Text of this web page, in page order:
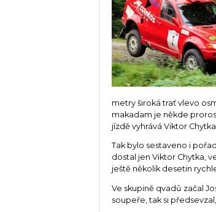
metry široká trať vlevo
makadam je někde
jízdě vyhrává Viktor
Tak bylo sestaveno i
dostal jen Viktor Chytka,
ještě několik desetin
Ve skupině qvadů začal
soupeře, tak si